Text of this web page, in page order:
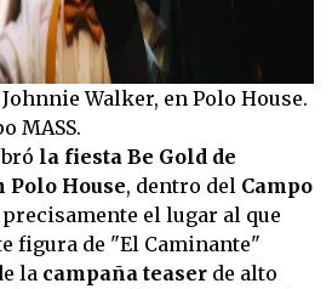
Walker, en Polo House.
MASS.
la fiesta Be Gold de
Polo House, dentro del Campo
precisamente el lugar al que
figura de "El Caminante"
la campaña teaser de alto